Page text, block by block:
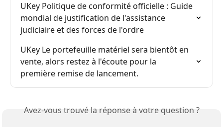
UKey Politique de conformité officielle : Guide
mondial de justification de l'assistance
judiciaire et des forces de l'ordre
UKey Le portefeuille matériel sera bientôt en
vente, alors restez à l'écoute pour la
première remise de lancement.
Avez-vous trouvé la réponse à votre question ?